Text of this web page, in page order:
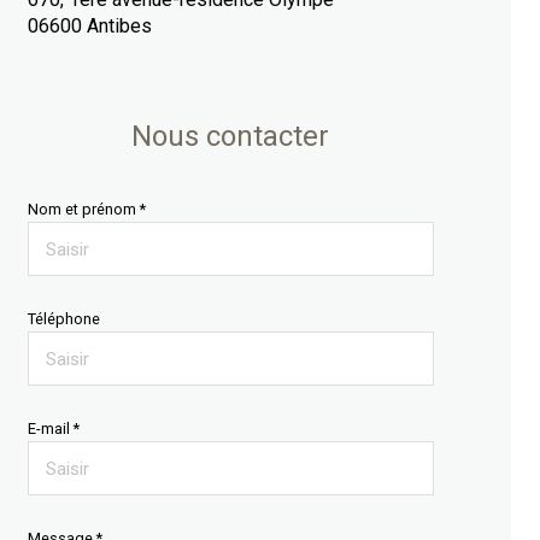
06600 Antibes
Nous contacter
Nom et prénom *
Téléphone
E-mail *